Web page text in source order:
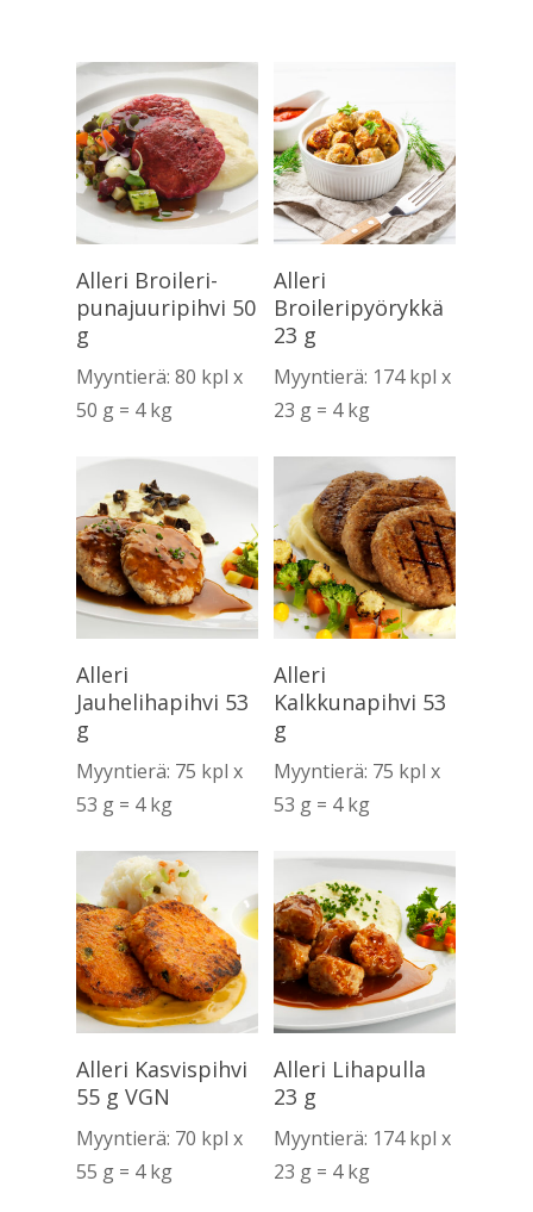
Lue Lisää
Alleri Broileri-
punajuuripihvi 50
g
Myyntierä: 80 kpl x
50 g = 4 kg
Alleri
Broileripyörykkä
23 g
Myyntierä: 174 kpl x
23 g = 4 kg
Alleri
Jauhelihapihvi 53
g
Myyntierä: 75 kpl x
53 g = 4 kg
Alleri
Kalkkunapihvi 53
g
Myyntierä: 75 kpl x
53 g = 4 kg
Lue Lisää
Alleri Kasvispihvi
55 g VGN
Myyntierä: 70 kpl x
55 g = 4 kg
Lue Lisää
Alleri Lihapulla
23 g
Myyntierä: 174 kpl x
23 g = 4 kg